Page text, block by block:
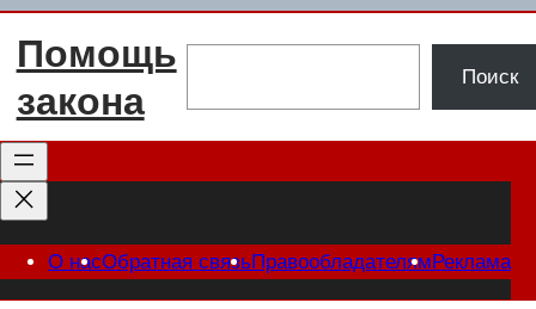
Перейти
Помощь
закона
Поиск
О насОбратная связьПравообладателямРеклама